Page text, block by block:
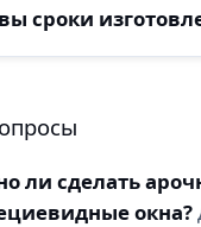
сроки
ли сделать
окна?